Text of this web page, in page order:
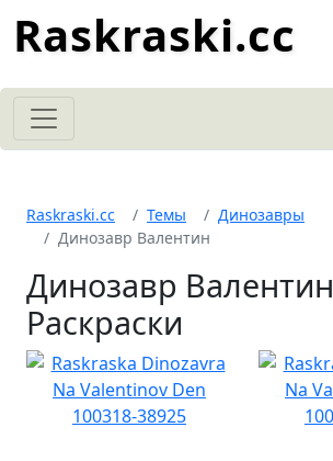
Raskraski.cc
Raskraski.cc Темы
Динозавры
Динозавр Валентин
Динозавр Валентин
Раскраски